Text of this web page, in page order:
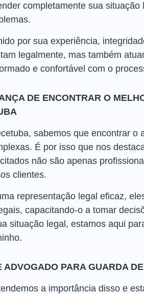
completamente sua
por sua experiência,
legalmente, mas também
e confortável com o
DE ENCONTRAR O
sabemos que encontrar
É por isso que nos
não são apenas
clientes.
representação legal eficaz,
capacitando-o a tomar
situação legal, estamos aqui
ADVOGADO PARA GUARDA
a importância disso e